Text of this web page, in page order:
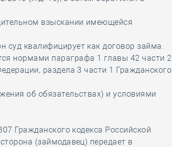
взыскании имеющейся
суд квалифицирует как договор займа.
нормами параграфа 1 главы 42 части 2
раздела 3 части 1 Гражданского
об обязательствах) и условиями
Гражданского кодекса Российской
(займодавец) передает в